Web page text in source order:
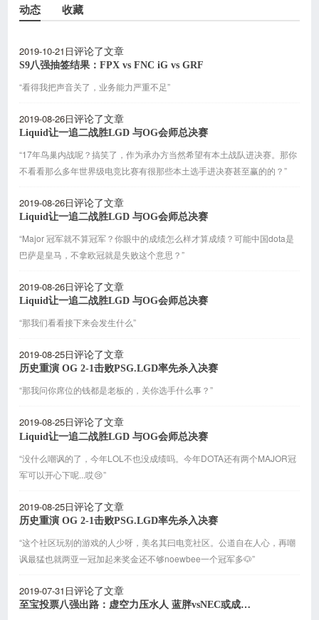
动态 收藏
2019-10-21日评论了文章
S9八强抽签结果：FPX vs FNC iG vs GRF
“看得我把声音关了，业务能力严重不足”
2019-08-26日评论了文章
Liquid让一追二战胜LGD 与OG会师总决赛
“17年鸟巢内战呢？搞笑了，作为承办方当然希望有本土战队进决赛。那你
不看看那么多年世界级电竞比赛有很那些本土选手进决赛甚至赢的的？”
2019-08-26日评论了文章
Liquid让一追二战胜LGD 与OG会师总决赛
“Major 冠军就不算冠军？你眼中的成绩怎么样才算成绩？可能中国dota是
巴萨是皇马，不拿欧冠就是失败这个意思？”
2019-08-26日评论了文章
Liquid让一追二战胜LGD 与OG会师总决赛
“那我们看看接下来会发生什么”
2019-08-25日评论了文章
历史重演 OG 2-1击败PSG.LGD率先杀入决赛
“那我问你席位的钱都是老板的，关你选手什么事？”
2019-08-25日评论了文章
Liquid让一追二战胜LGD 与OG会师总决赛
“没什么嘲讽的了，今年LOL不也没成绩吗。今年DOTA还有两个MAJOR冠
军可以开心下呢...哎😢”
2019-08-25日评论了文章
历史重演 OG 2-1击败PSG.LGD率先杀入决赛
“这个社区玩别的游戏的人少呀，美名其曰电竞社区。公道自在人心，再嘲
讽最猛也就两亚一冠加起来奖金还不够noewbee一个冠军多🐶”
2019-07-31日评论了文章
至宝投票八强出路：虚空力压水人 蓝胖vsNEC或成最大看点